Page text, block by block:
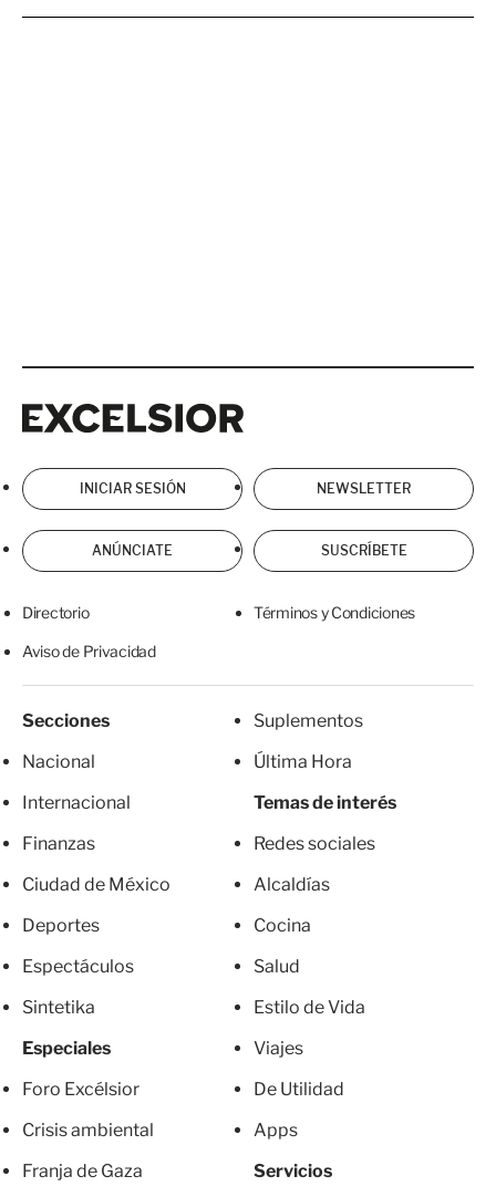
INICIAR SESIÓN NEWSLETTER
ANÚNCIATE SUSCRÍBETE
Directorio Términos y Condiciones
Aviso de Privacidad
Secciones
Nacional
Internacional
Finanzas
Ciudad de México
Deportes
Espectáculos
Sintetika
Especiales
Foro Excélsior
Crisis ambiental
Franja de Gaza
Suplementos
Última Hora
Temas de interés
Redes sociales
Alcaldías
Cocina
Salud
Estilo de Vida
Viajes
De Utilidad
Apps
Servicios